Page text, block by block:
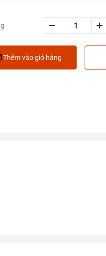
Thêm vào giỏ hàng